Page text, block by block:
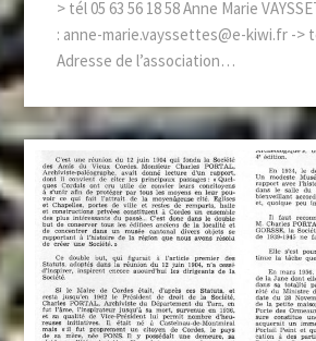
> tél 05 63 56 18 58 Anne Marie
: anne-marie.vayssettes@e-kiwi.fr ->
Adresse de l’association…